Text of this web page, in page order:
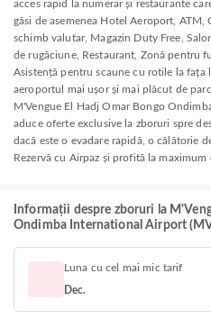
acces rapid la numerar și restaurante
găsi de asemenea Hotel Aeroport,
schimb valutar, Magazin Duty Free,
de rugăciune, Restaurant, Zonă pentru
Asistență pentru scaune cu rotile la fața
aeroportul mai ușor și mai plăcut de
M'Vengue El Hadj Omar Bongo
aduce oferte exclusive la zboruri spre
dacă este o evadare rapidă, o călătorie
Rezervă cu Airpaz și profită la maximum
Informații despre zboruri la
Ondimba International Airport
Luna cu cel mai mic tarif
Dec.